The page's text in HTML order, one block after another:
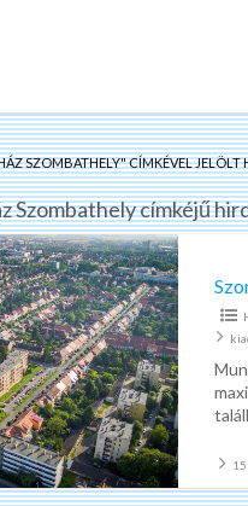
SZOMBATHELY" CÍMKÉVEL JELÖLT
Szombathely címkéjű